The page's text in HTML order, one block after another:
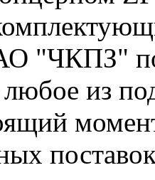
"ЧКПЗ"
из